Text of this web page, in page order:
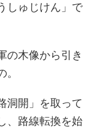
しゅじけん」で
の木像から引き
洞開」を取って
、路線転換を始